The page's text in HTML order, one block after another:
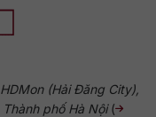
(Hải Đăng City),
phố Hà Nội(